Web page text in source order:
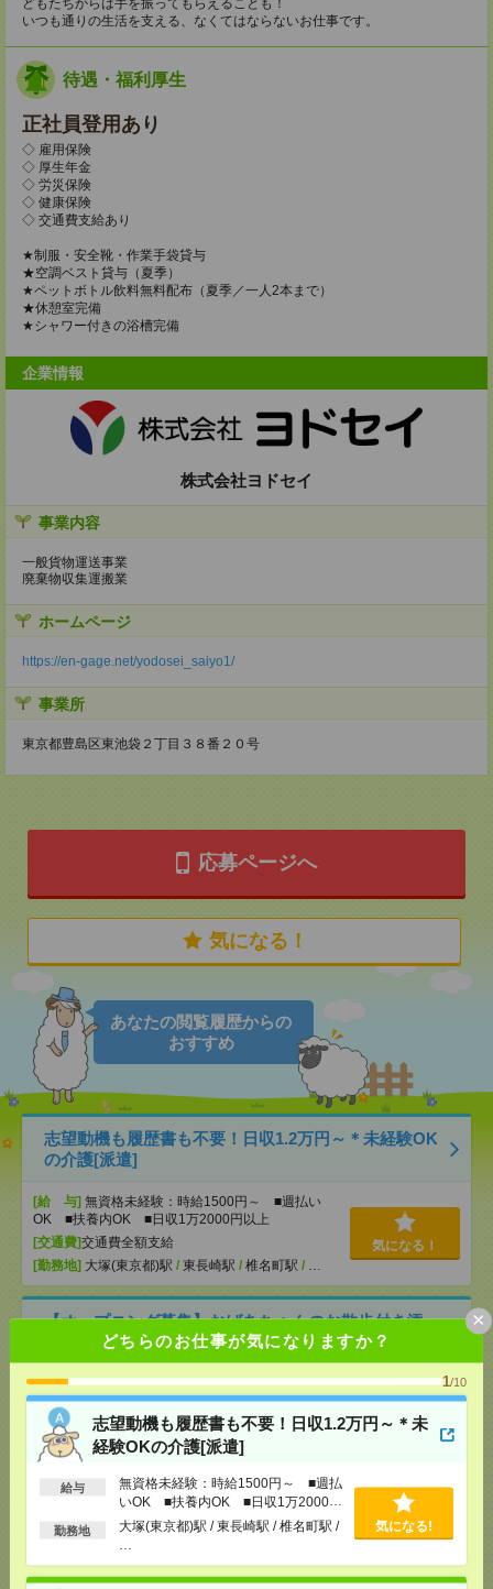
どちらのお仕事が気になりますか？
1/10
志望動機も履歴書も不要！日収1.2万円～＊未
経験OKの介護[派遣]
給与
無資格未経験：時給1500円～ ■週払
いOK ■扶養内OK ■日収1万2000円
以上
勤務地
大塚(東京都)駅 / 東長崎駅 / 椎名町駅 /
気になる!
×
どもたちからは手を振ってもらえることも！
いつも通りの生活を支える、なくてはならないお仕事です。
待遇・福利厚生
正社員登用あり
◇ 雇用保険
◇ 厚生年金
◇ 労災保険
◇ 健康保険
◇ 交通費支給あり
★制服・安全靴・作業手袋貸与
★空調ベスト貸与（夏季）
★ペットボトル飲料無料配布（夏季／一人2本まで）
★休憩室完備
★シャワー付きの浴槽完備
企業情報
株式会社ヨドセイ
事業内容
一般貨物運送事業
廃棄物収集運搬業
ホームページ
https://en-gage.net/yodosei_saiyo1/
事業所
東京都豊島区東池袋２丁目３８番２０号
応募ページへ
気になる！
あなたの閲覧履歴からの
おすすめ
志望動機も履歴書も不要！日収1.2万円～＊未経験OK
の介護[派遣]
[給 与] 無資格未経験：時給1500円～ ■週払い
OK ■扶養内OK ■日収1万2000円以上
[交通費]交通費全額支給
[勤務地] 大塚(東京都)駅 / 東長崎駅 / 椎名町駅 / …
気になる！
【オープニング募集】おばあちゃんのお散歩付き添
いも仕事の1つ[派遣]
[給 与]無資格未経験：時給1500円～ ■週払い
OK ■扶養内OK ■日収1万2000円以上
[交通費]
交通費全額支給
[勤務地]
巣鴨駅/目白駅/北池袋駅/
気になる！
時給1850円＊返却済みICカードと貸出カードの管理
など入館対応などの受付！[派遣]
[給 与]時給1850円＋交 【月収例】403,916円
～ ■給与の前払いが可能な速払いサービスあり